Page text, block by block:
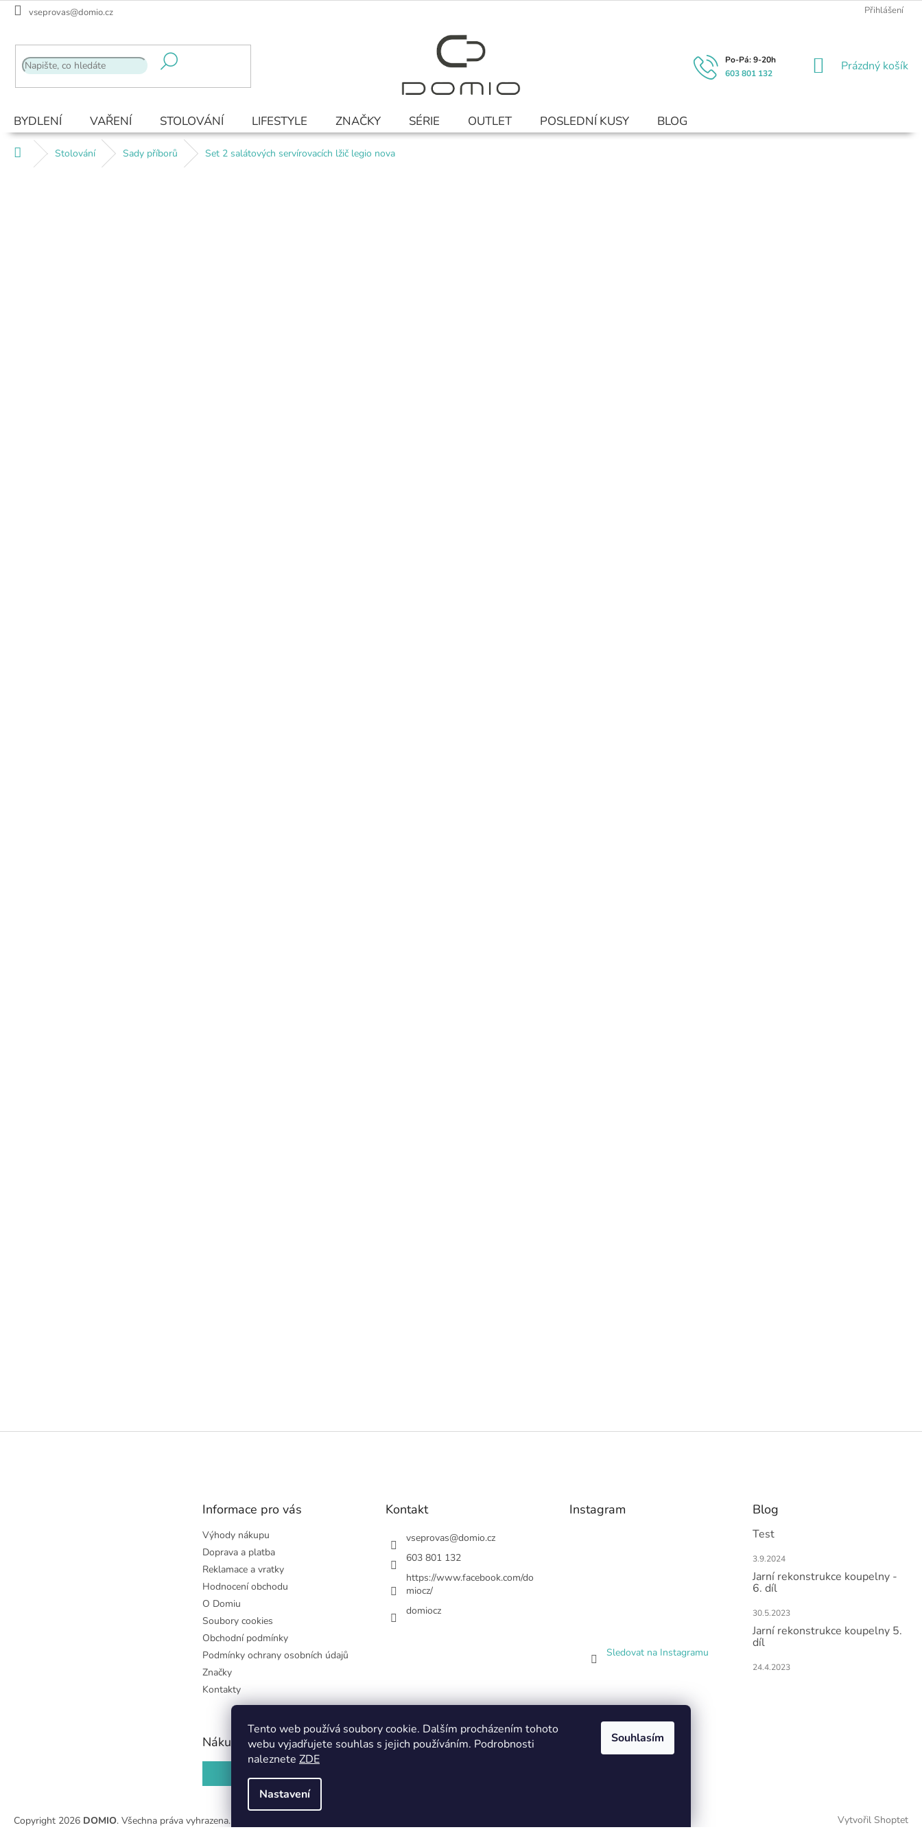
Tento web používá soubory cookie. Dalším procházením tohoto
webu vyjadřujete souhlas s jejich používáním. Podrobnosti
naleznete ZDE
Nastavení
Souhlasím
Přejít
vseprovas@domio.cz Přihlášení
603 801 132
NÁKUPNÍ
Prázdný košík
BYDLENÍ VAŘENÍ STOLOVÁNÍ LIFESTYLE ZNAČKY SÉRIE OUTLET POSLEDNÍ KUSY BLOG
Domů Stolování Sady příborů Set 2 salátových servírovacích lžič legio nova
Z
Informace pro vás
Výhody nákupu
Doprava a platba
Reklamace a vratky
Hodnocení obchodu
O Domiu
Soubory cookies
Obchodní podmínky
Podmínky ochrany osobních údajů
Značky
Kontakty
Kontakt
vseprovas@domio.cz
603 801 132
https://www.facebook.com/do
miocz/
domiocz
Instagram
Sledovat na Instagramu
Blog
Test
3.9.2024
Jarní rekonstrukce koupelny -
6. díl
30.5.2023
Jarní rekonstrukce koupelny 5.
díl
24.4.2023
Nákupní košík
Vytvořil Shoptet
Copyright 2026 DOMIO. Všechna práva vyhrazena.